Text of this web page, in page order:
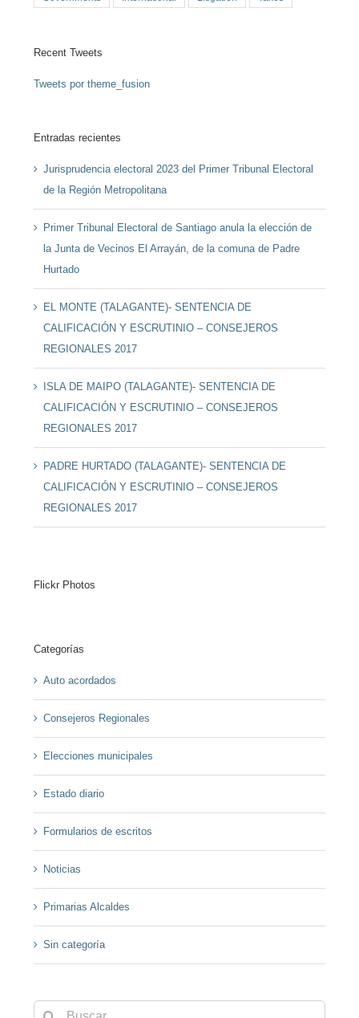
Recent Tweets
Tweets por theme_fusion
Entradas recientes
Jurisprudencia electoral 2023 del Primer Tribunal Electoral
de la Región Metropolitana
Primer Tribunal Electoral de Santiago anula la elección de
la Junta de Vecinos El Arrayán, de la comuna de Padre
Hurtado
EL MONTE (TALAGANTE)- SENTENCIA DE
CALIFICACIÓN Y ESCRUTINIO – CONSEJEROS
REGIONALES 2017
ISLA DE MAIPO (TALAGANTE)- SENTENCIA DE
CALIFICACIÓN Y ESCRUTINIO – CONSEJEROS
REGIONALES 2017
PADRE HURTADO (TALAGANTE)- SENTENCIA DE
CALIFICACIÓN Y ESCRUTINIO – CONSEJEROS
REGIONALES 2017
Flickr Photos
Categorías
Auto acordados
Consejeros Regionales
Elecciones municipales
Estado diario
Formularios de escritos
Noticias
Primarias Alcaldes
Sin categoría
Buscar: